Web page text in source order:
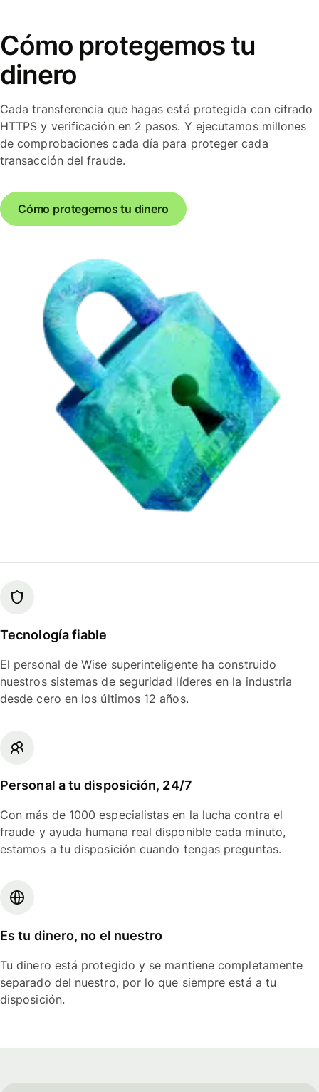
Cómo protegemos tu
dinero
Cada transferencia que hagas está protegida con cifrado
HTTPS y verificación en 2 pasos. Y ejecutamos millones
de comprobaciones cada día para proteger cada
transacción del fraude.
Cómo protegemos tu dinero
Tecnología fiable
El personal de Wise superinteligente ha construido
nuestros sistemas de seguridad líderes en la industria
desde cero en los últimos 12 años.
Personal a tu disposición, 24/7
Con más de 1000 especialistas en la lucha contra el
fraude y ayuda humana real disponible cada minuto,
estamos a tu disposición cuando tengas preguntas.
Es tu dinero, no el nuestro
Tu dinero está protegido y se mantiene completamente
separado del nuestro, por lo que siempre está a tu
disposición.